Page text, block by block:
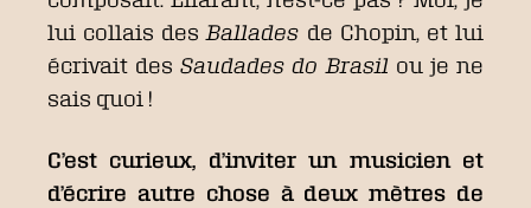
lui collais des Ballades de Chopin, et lui
écrivait desSaudades do Brasilou je ne
sais quoi !
C’est curieux, d’inviter un musicien et
d’écrire autre chose à deux mètres de